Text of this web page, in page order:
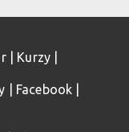
| Kurzy
Facebook